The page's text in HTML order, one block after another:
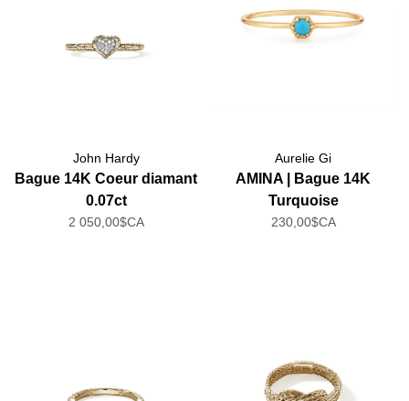
John Hardy
Bague 14K Coeur diamant
0.07ct
2 050,00$CA
Aurelie Gi
AMINA | Bague 14K
Turquoise
230,00$CA